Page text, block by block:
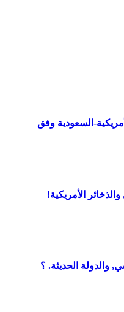
السعودية وفق
الأمريكية!
الحديثة. ؟